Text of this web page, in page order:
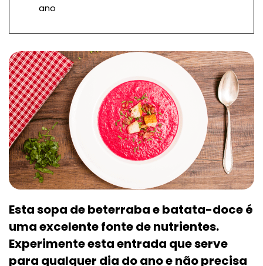
ano
Esta sopa de beterraba e batata-doce é
uma excelente fonte de nutrientes.
Experimente esta entrada que serve
para qualquer dia do ano e não precisa